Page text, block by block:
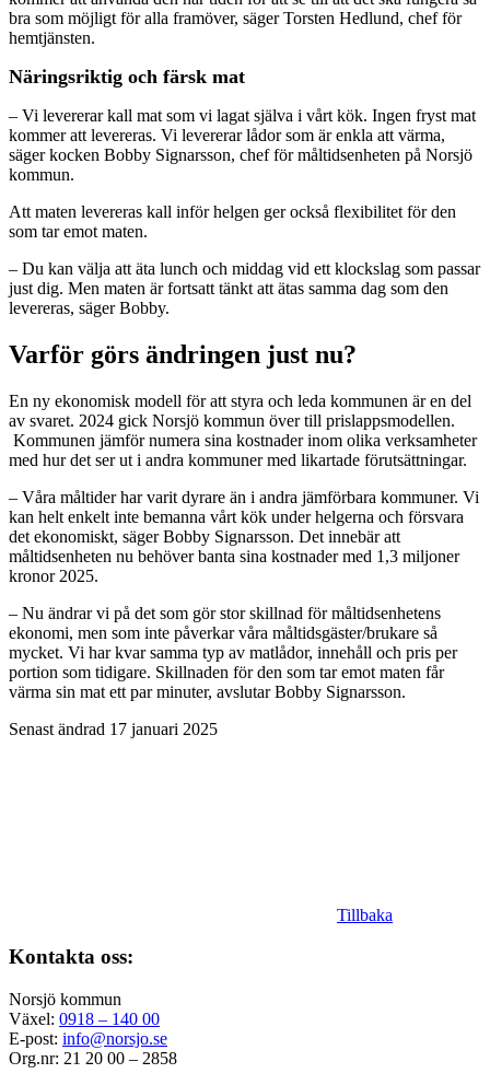
bra som möjligt för alla framöver, säger Torsten Hedlund, chef för
hemtjänsten.
Näringsriktig och färsk mat
– Vi levererar kall mat som vi lagat själva i vårt kök. Ingen fryst mat
kommer att levereras. Vi levererar lådor som är enkla att värma,
säger kocken Bobby Signarsson, chef för måltidsenheten på Norsjö
kommun.
Att maten levereras kall inför helgen ger också flexibilitet för den
som tar emot maten.
– Du kan välja att äta lunch och middag vid ett klockslag som passar
just dig. Men maten är fortsatt tänkt att ätas samma dag som den
levereras, säger Bobby.
Varför görs ändringen just nu?
En ny ekonomisk modell för att styra och leda kommunen är en del
av svaret. 2024 gick Norsjö kommun över till prislappsmodellen.
Kommunen jämför numera sina kostnader inom olika verksamheter
med hur det ser ut i andra kommuner med likartade förutsättningar.
– Våra måltider har varit dyrare än i andra jämförbara kommuner. Vi
kan helt enkelt inte bemanna vårt kök under helgerna och försvara
det ekonomiskt, säger Bobby Signarsson. Det innebär att
måltidsenheten nu behöver banta sina kostnader med 1,3 miljoner
kronor 2025.
– Nu ändrar vi på det som gör stor skillnad för måltidsenhetens
ekonomi, men som inte påverkar våra måltidsgäster/brukare så
mycket. Vi har kvar samma typ av matlådor, innehåll och pris per
portion som tidigare. Skillnaden för den som tar emot maten får
värma sin mat ett par minuter, avslutar Bobby Signarsson.
Senast ändrad 17 januari 2025
Tillbaka
Kontakta oss:
Norsjö kommun
Växel: 0918 – 140 00
E-post: info@norsjo.se
Org.nr: 21 20 00 – 2858